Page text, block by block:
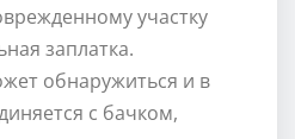
участку
заплатка.
обнаружиться и в
с бачком,